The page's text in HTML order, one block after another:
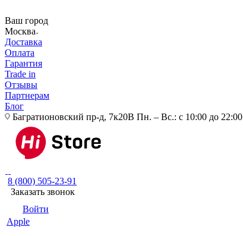
Ваш город
Москва
Доставка
Оплата
Гарантия
Trade in
Отзывы
Партнерам
Блог
Багратионовский пр-д, 7к20В Пн. – Вс.: с 10:00 до 22:00
8 (800) 505-23-91
Заказать звонок
Войти
Apple